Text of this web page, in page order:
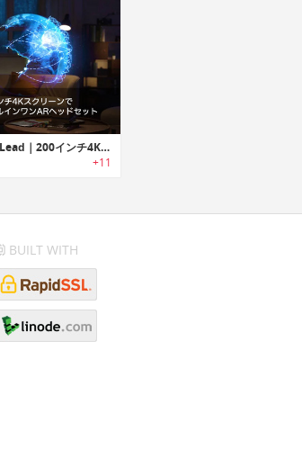
DreamGlass Lead｜200インチ4Kスクリーンで楽しめるオールインワンARヘッドセット「リード」
+11
BUILT WITH